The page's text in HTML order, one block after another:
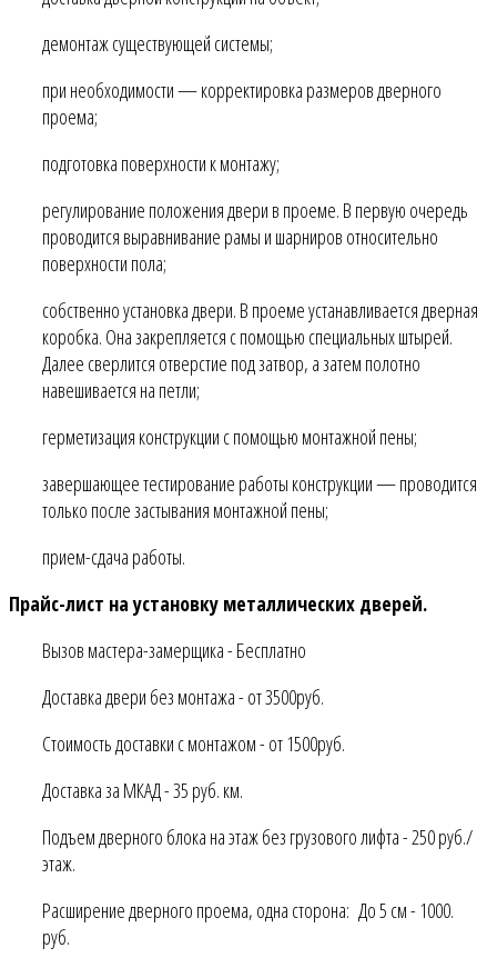
демонтаж существующей системы;
при необходимости — корректировка размеров дверного
проема;
подготовка поверхности к монтажу;
регулирование положения двери в проеме. В первую очередь
проводится выравнивание рамы и шарниров относительно
поверхности пола;
собственно установка двери. В проеме устанавливается дверная
коробка. Она закрепляется с помощью специальных штырей.
Далее сверлится отверстие под затвор, а затем полотно
навешивается на петли;
герметизация конструкции с помощью монтажной пены;
завершающее тестирование работы конструкции — проводится
только после застывания монтажной пены;
прием-сдача работы.
Прайс-лист на установку металлических дверей.
Вызов мастера-замерщика - Бесплатно
Доставка двери без монтажа - от 3500руб.
Стоимость доставки с монтажом - от 1500руб.
Доставка за МКАД - 35 руб. км.
Подъем дверного блока на этаж без грузового лифта - 250 руб./
этаж.
Расширение дверного проема, одна сторона: До 5 см - 1000.
руб.